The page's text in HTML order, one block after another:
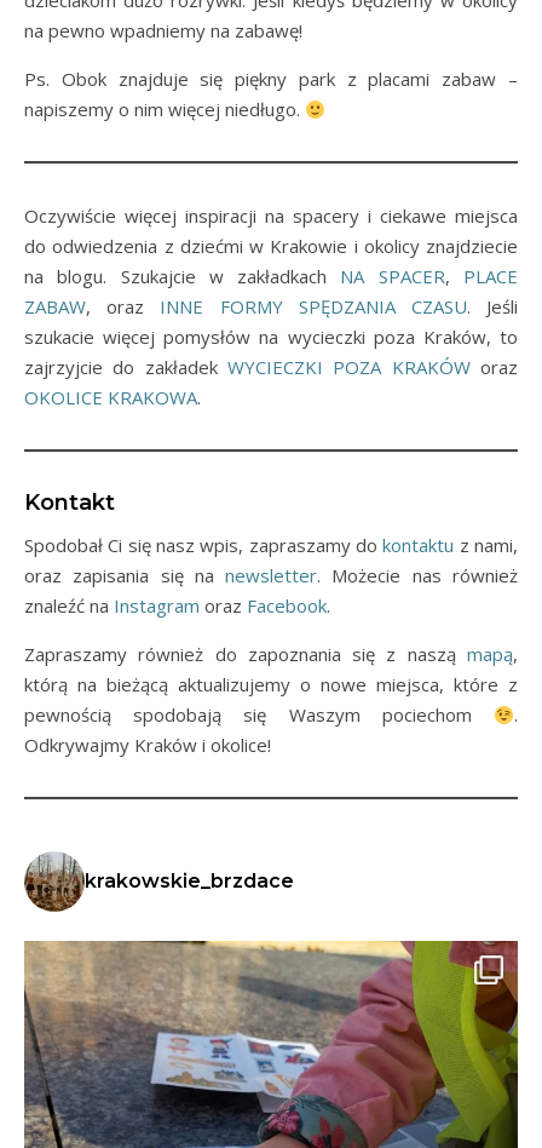
na pewno wpadniemy na zabawę!
Ps. Obok znajduje się piękny park z placami zabaw –
napiszemy o nim więcej niedługo.
Oczywiście więcej inspiracji na spacery i ciekawe miejsca
do odwiedzenia z dziećmi w Krakowie i okolicy znajdziecie
na blogu. Szukajcie w zakładkach NA SPACER, PLACE
ZABAW, oraz INNE FORMY SPĘDZANIA CZASU. Jeśli
szukacie więcej pomysłów na wycieczki poza Kraków, to
zajrzyjcie do zakładek WYCIECZKI POZA KRAKÓWoraz
OKOLICE KRAKOWA.
Kontakt
Spodobał Ci się nasz wpis, zapraszamy dokontaktu z nami,
oraz zapisania się nanewsletter. Możecie nas również
znaleźć na Instagram oraz Facebook.
Zapraszamy również do zapoznania się z naszą mapą,
którą na bieżącą aktualizujemy o nowe miejsca, które z
pewnością spodobają się Waszym pociechom
.
Odkrywajmy Kraków i okolice!
krakowskie_brzdace